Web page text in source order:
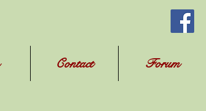
Contact Forum